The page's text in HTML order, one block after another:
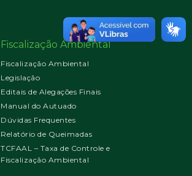
Fiscalização Ambiental
Fiscalização Ambiental
Legislação
Editais de Alegações Finais
Manual do Autuado
Dúvidas Frequentes
Relatório de Queimadas
TCFAAL – Taxa de Controle e
Fiscalização Ambiental